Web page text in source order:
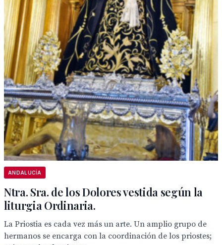
ANDALUCÍA
Ntra. Sra. de los Dolores vestida según la
liturgia Ordinaria.
La Priostia es cada vez más un arte. Un amplio grupo de
hermanos se encarga con la coordinación de los priostes;